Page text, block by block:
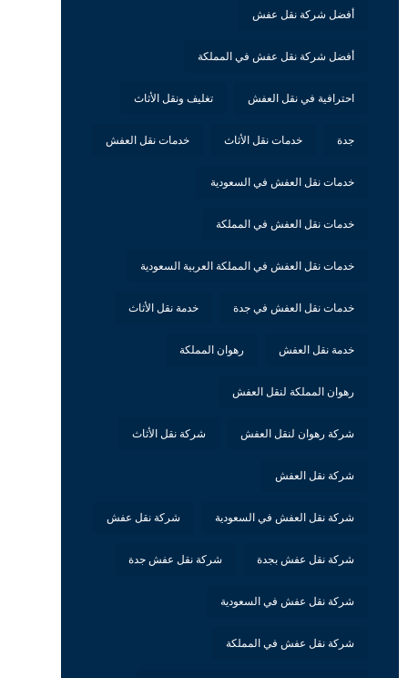
أفضل شركة نقل عفش
أفضل شركة نقل عفش في المملكة
احترافية في نقل العفش تغليف ونقل الأثاث
جدة خدمات نقل الأثاث خدمات نقل العفش
خدمات نقل العفش في السعودية
خدمات نقل العفش في المملكة
خدمات نقل العفش في المملكة العربية السعودية
خدمات نقل العفش في جدة خدمة نقل الأثاث
خدمة نقل العفش رهوان المملكة
رهوان المملكة لنقل العفش
شركة رهوان لنقل العفش شركة نقل الأثاث
شركة نقل العفش
شركة نقل العفش في السعودية شركة نقل عفش
شركة نقل عفش بجدة شركة نقل عفش جدة
شركة نقل عفش في السعودية
شركة نقل عفش في المملكة